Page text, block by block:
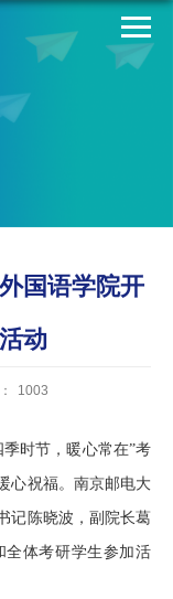
国语学院开
动
1003
季时节，暖心常在”考
心祝福。南京邮电大
记陈晓波，副院长葛
全体考研学生参加活